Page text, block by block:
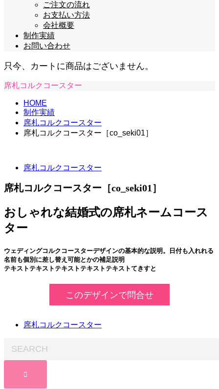
ご注文の流れ
お支払い方法
会社概要
制作実績
お問い合わせ
只今、カートに商品はございません。
席札コルクコースター
HOME
制作実績
席札コルクコースター
席札コルクコースター［co_seki01］
席札コルクコースター
席札コルクコースター［co_seki01］
おしゃれな結婚式の席札ネームコース
ター
ウェディングコルクコースターデザインの基本的な説明。日付も入れれる
名前も個別に差し替え可能とかの補足説明
テキストテキストテキストテキストテキストてきすと
このデザインで問合せ
席札コルクコースター